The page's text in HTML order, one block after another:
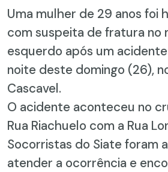
Uma mulher de 29 anos foi
com suspeita de fratura no
esquerdo após um
noite deste domingo (26),
Cascavel.
O acidente aconteceu no
Rua Riachuelo com a Rua
Socorristas do Siate foram
atender a ocorrência e